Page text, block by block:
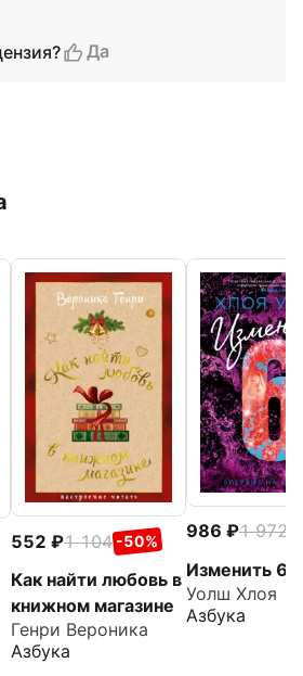
Да
552 1 104 -50%
Как найти любовь в
книжном магазине
Генри Вероника
Азбука
986 1 972
Изменить 6-
Уолш Хлоя
Азбука